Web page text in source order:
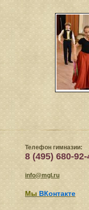
Телефон гимназии:
8 (495) 680-92-
info@mgl.ru
Мы ВКонтакте